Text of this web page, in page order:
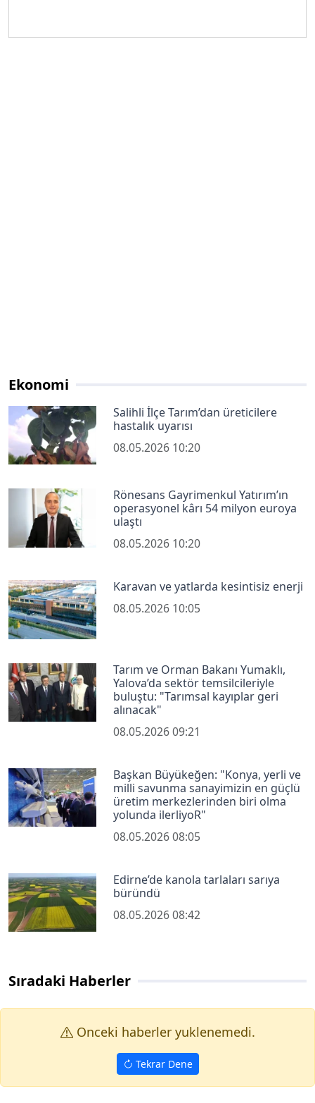
Ekonomi
Salihli İlçe Tarım’dan üreticilere
hastalık uyarısı
08.05.2026 10:20
Rönesans Gayrimenkul Yatırım’ın
operasyonel kârı 54 milyon euroya
ulaştı
08.05.2026 10:20
Karavan ve yatlarda kesintisiz enerji
08.05.2026 10:05
Tarım ve Orman Bakanı Yumaklı,
Yalova’da sektör temsilcileriyle
buluştu: "Tarımsal kayıplar geri
alınacak"
08.05.2026 09:21
Başkan Büyükeğen: "Konya, yerli ve
milli savunma sanayimizin en güçlü
üretim merkezlerinden biri olma
yolunda ilerliyoR"
08.05.2026 08:05
Edirne’de kanola tarlaları sarıya
büründü
08.05.2026 08:42
Sıradaki Haberler
Onceki haberler yuklenemedi.
Tekrar Dene